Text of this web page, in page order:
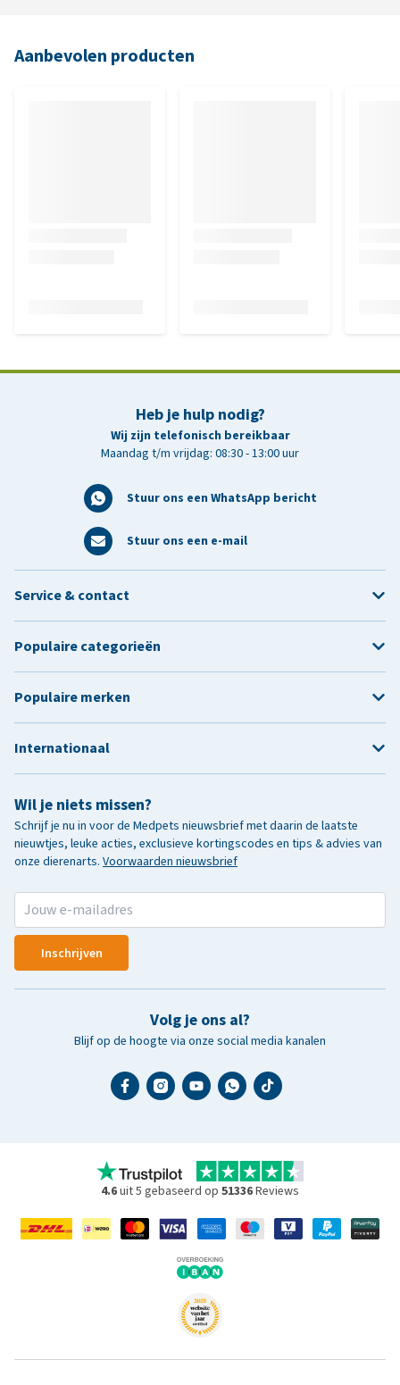
Aanbevolen producten
Heb je hulp nodig?
Wij zijn telefonisch bereikbaar
Maandag t/m vrijdag: 08:30 - 13:00 uur
Stuur ons een WhatsApp bericht
Stuur ons een e-mail
Wil je niets missen?
Schrijf je nu in voor de Medpets nieuwsbrief met daarin de laatste
nieuwtjes, leuke acties, exclusieve kortingscodes en tips & advies van
onze dierenarts. Voorwaarden nieuwsbrief
Inschrijven
Volg je ons al?
Blijf op de hoogte via onze social media kanalen
Service & contact
Populaire categorieën
Populaire merken
Internationaal
4.6uit 5 gebaseerd op 51336Reviews